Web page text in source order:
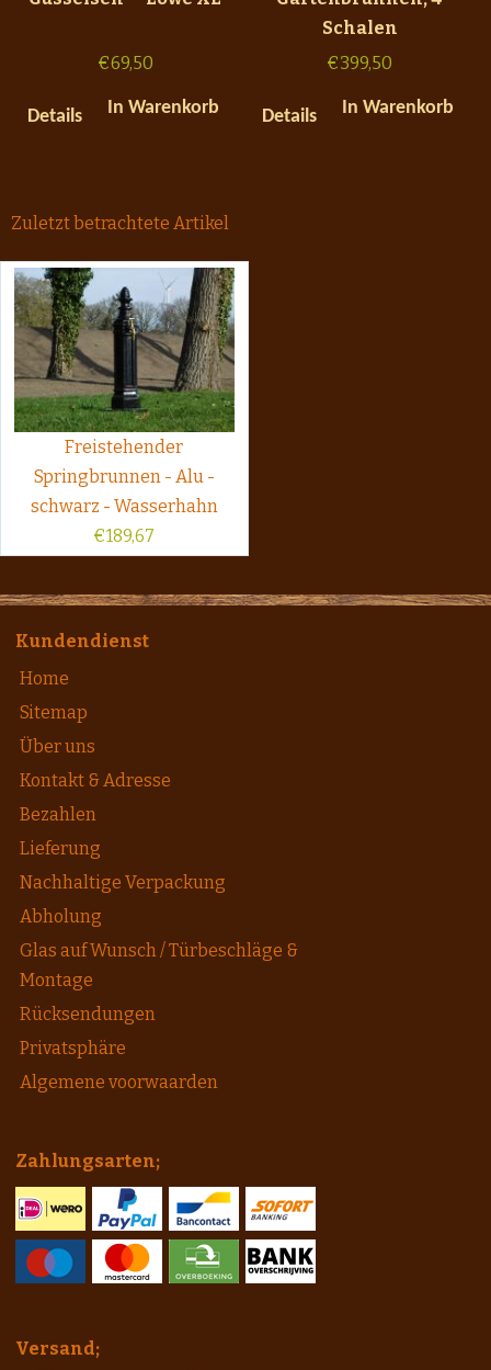
€69,50
Details In Warenkorb
Schalen
€399,50
Details In Warenkorb
Zuletzt betrachtete Artikel
Freistehender
Springbrunnen - Alu -
schwarz - Wasserhahn
€189,67
Kundendienst
Home
Sitemap
Über uns
Kontakt & Adresse
Bezahlen
Lieferung
Nachhaltige Verpackung
Abholung
Glas auf Wunsch / Türbeschläge &
Montage
Rücksendungen
Privatsphäre
Algemene voorwaarden
Zahlungsarten;
Versand;